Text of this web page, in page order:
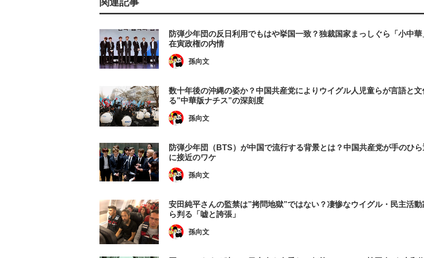
防弾少年団の反日利用でもはや挙国一致？独裁国家まっしぐら「小中
在寅政権の内情
孫向文
数十年後の沖縄の姿か？中国共産党によりウイグル人児童らが言語と
る”中華版ナチス”の深刻度
孫向文
防弾少年団（BTS）が中国で流行する背景とは？中国共産党が手のひら
に接近のワケ
孫向文
安田純平さんの監禁は”拷問地獄”ではない？凄惨なウイグル・民主活
ら判る「嘘と誇張」
孫向文